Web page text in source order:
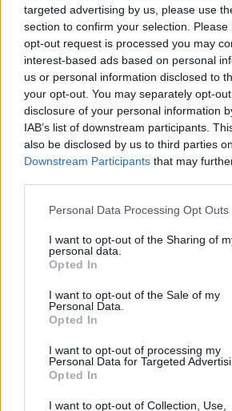
targeted advertising by us, please use
section to confirm your selection.
opt-out request is processed you may
interest-based ads based on personal
us or personal information disclosed to
your opt-out. You may separately opt-
disclosure of your personal information
IAB’s list of downstream participants.
also be disclosed by us to third parties
Downstream Participants that may
Personal Data Processing Opt Outs
I want to opt-out of the Sharing of
personal data.
Opted In
I want to opt-out of the Sale of my
Personal Data.
Opted In
I want to opt-out of processing my
Personal Data for Targeted
Opted In
I want to opt-out of Collection, Use,
Lietuvos ekonomikoje nemato jokių
šalyje kaupiasi ne viena problema
Laidos Verslo požiūris
ES investicijos regionuose –
realybė
Žinios Lietuvos diena
Ar ES finansavimas padeda
Žinios | Lietuvos diena
Sieks sukurti gilesnę ir skaidresnę
itin svarbu globalių iššūkių kontekste
Žinios | Lietuvos diena